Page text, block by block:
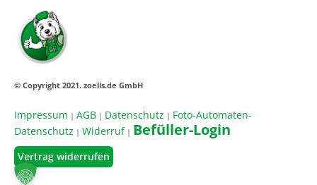
© Copyright 2021. zoells.de GmbH
Impressum | AGB | Datenschutz | Foto-Automaten-
Datenschutz | Widerruf | Befüller-Login
Vertrag widerrufen